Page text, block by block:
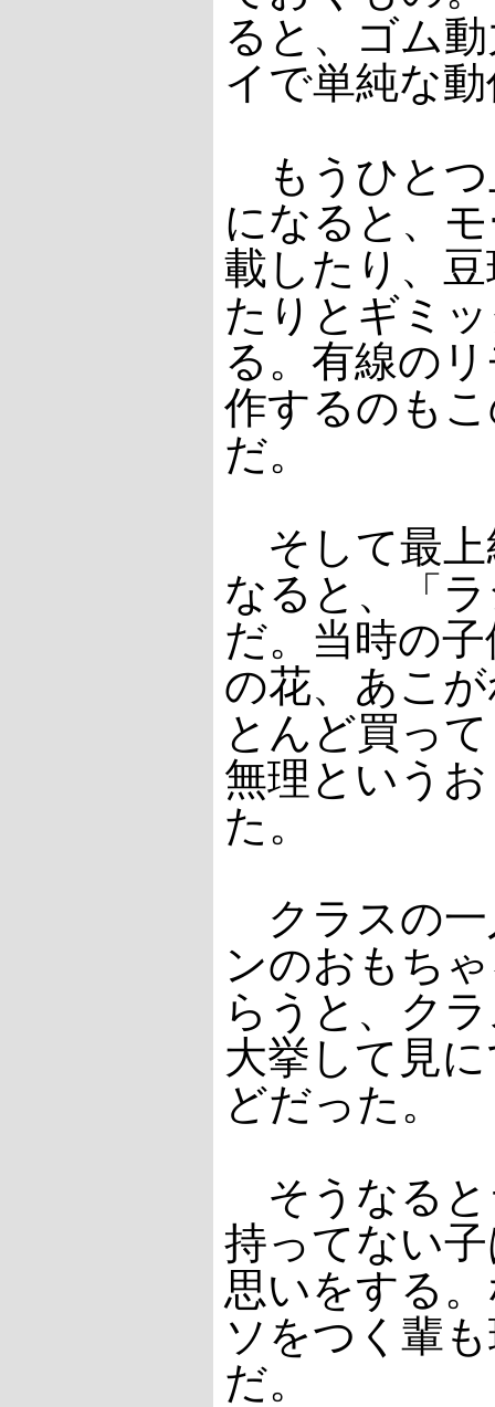
ると、ゴム
イで単純な
もうひとつ
になると、
載したり、
たりとギミ
る。有線の
作するのも
だ。
そして最上
なると、「
だ。当時の
の花、あこ
とんど買っ
無理という
た。
クラスの一
ンのおもち
らうと、ク
大挙して見
どだった。
そうなると
持ってない
思いをする
ソをつく輩
だ。